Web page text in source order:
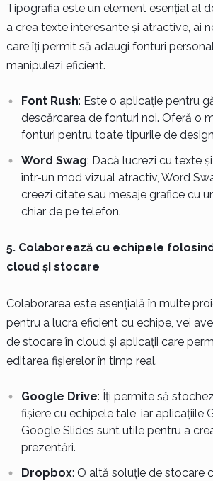
Tipografia este un element esențial al
a crea texte interesante și atractive, ai
care îți permit să adaugi fonturi
manipulezi eficient.
Font Rush: Este o aplicație pentru
descărcarea de fonturi noi. Oferă o
fonturi pentru toate tipurile de
Word Swag: Dacă lucrezi cu texte
într-un mod vizual atractiv, Word
creezi citate sau mesaje grafice cu
chiar de pe telefon.
5. Colaborează cu echipele
cloud și stocare
Colaborarea este esențială în multe
pentru a lucra eficient cu echipe, vei
de stocare în cloud și aplicații care
editarea fișierelor în timp real.
Google Drive: Îți permite să
fișiere cu echipele tale, iar aplicațiile
Google Slides sunt utile pentru a
prezentări.
Dropbox: O altă soluție de stocare